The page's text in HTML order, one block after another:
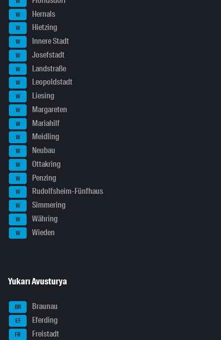
W Hernals
W Hietzing
W Innere Stadt
W Josefstadt
W Landstraße
W Leopoldstadt
W Liesing
W Margareten
W Mariahilf
W Meidling
W Neubau
W Ottakring
W Penzing
W Rudolfsheim-Fünfhaus
W Simmering
W Währing
W Wieden
Yukarı Avusturya
BR Braunau
EF Eferding
FR Freistadt